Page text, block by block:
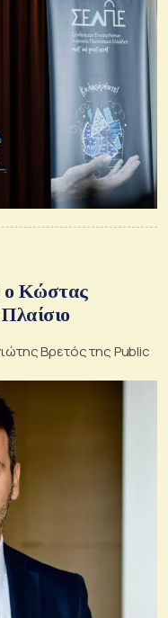
o Κώστας
Βρετός της Public